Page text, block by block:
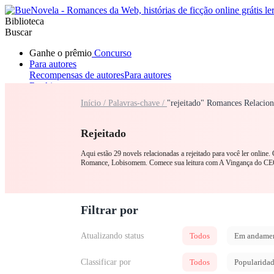
Biblioteca
Buscar
Ganhe o prêmio Concurso
Para autores
Recompensas de autoresPara autores
Ranking
RomanceLobisomem
Início / Palavras-chave / "rejeitado" Romances
Rejeitado
Aqui estão 29 novels relacionadas a rejeitado para você ler
Romance, Lobisomem. Comece sua leitura com A Vingança do
Filtrar por
Atualizando status Todos Em
Classificar por Todos